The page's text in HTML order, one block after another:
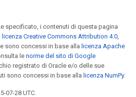
specificato, i contenuti di questa pagina
licenza Creative Commons Attribution 4.0,
sono concessi in base alla licenza Apache
le norme del sito di Google
registrato di Oracle e/o delle sue
sono concessi in base alla licenza NumPy.
07-28 UTC.